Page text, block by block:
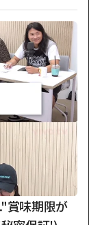
の方に心より
彼は大学路へ
私にとって大学
鉄1号線』、
大学路で観覧し
。 続けて「だ
愛情と尊重す
ヨプは「放送中
たあまり、現場
なかった軽い
「私の足りな
一度心深く謝
動により慎重
な心を持つ」
ューブチャン
賞味期限が